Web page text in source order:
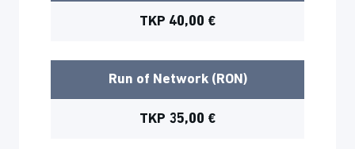
TKP 40,00 €
Run of Network (RON)
TKP 35,00 €